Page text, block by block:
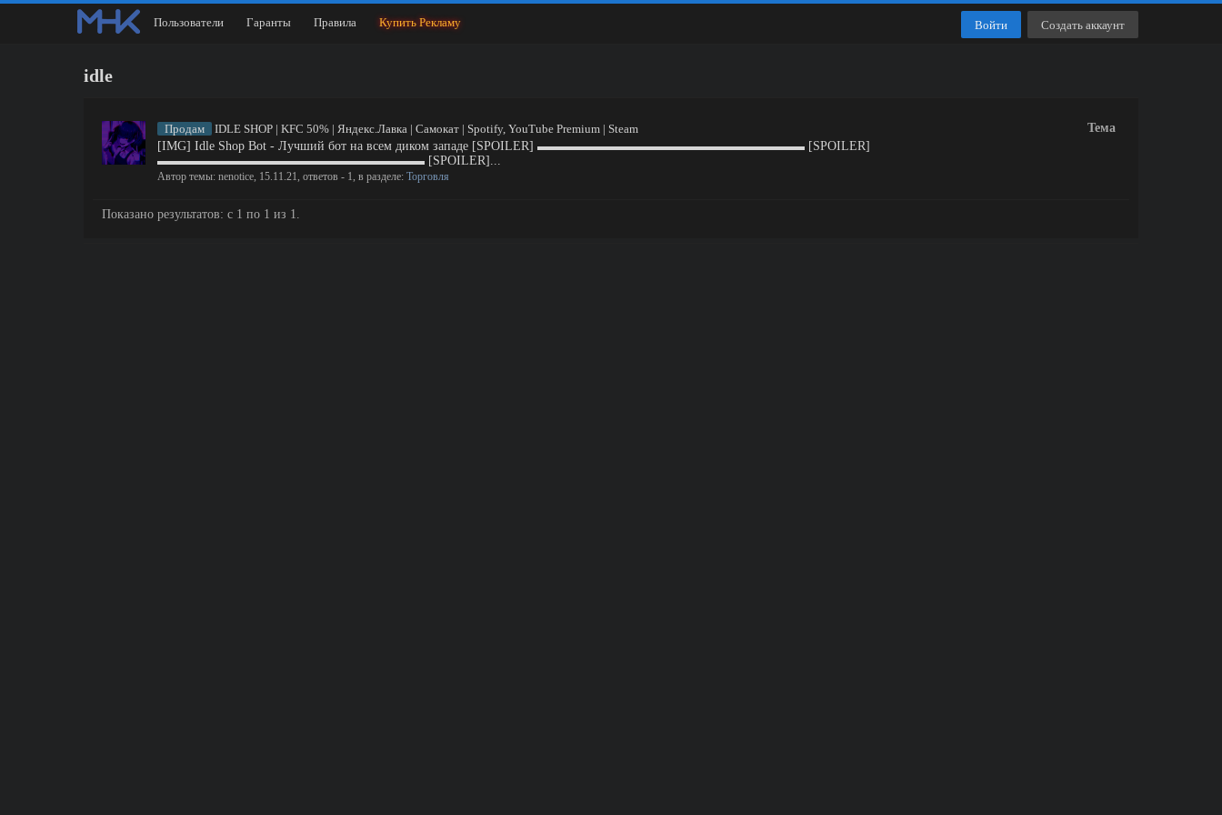
idle
Тема
Продам
IDLE SHOP | KFC 50% | Яндекс.Лавка | Самокат | Spotify, YouTube Premium | Steam
[IMG] Idle Shop Bot - Лучший бот на всем диком западе [SPOILER] ▬▬▬▬▬▬▬▬▬▬▬▬▬▬▬▬▬▬▬▬▬ [SPOILER]
▬▬▬▬▬▬▬▬▬▬▬▬▬▬▬▬▬▬▬▬▬ [SPOILER]...
Автор темы: nenotice, 15.11.21, ответов - 1, в разделе: Торговля
Показано результатов: с 1 по 1 из 1.
Пользователи Гаранты Правила Купить Рекламу Войти Создать аккаунт